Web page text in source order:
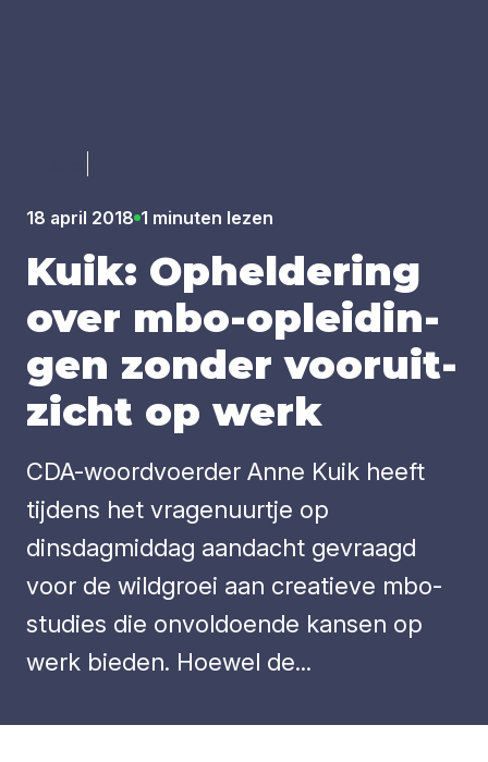
18 april 2018 1 minuten lezen
Kuik: Ophel­de­ring
over mbo-oplei­din­
gen zon­der voor­uit­
zicht op werk
CDA-woordvoerder Anne Kuik heeft
tijdens het vragenuurtje op
dinsdagmiddag aandacht gevraagd
voor de wildgroei aan creatieve mbo-
studies die onvoldoende kansen op
werk bieden. Hoewel de...